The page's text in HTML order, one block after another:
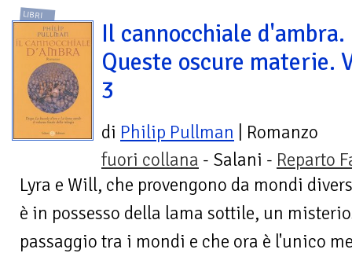
LIBRI
Il cannocchiale d'ambra.
Queste oscure materie.
3
di Philip Pullman | Romanzo
fuori collana - Salani - Reparto
Lyra e Will, che provengono da mondi
è in possesso della lama sottile, un
passaggio tra i mondi e che ora è l'unico